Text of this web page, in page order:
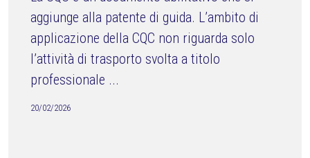
aggiunge alla patente di guida. L’ambito di
applicazione della CQC non riguarda solo
l’attività di trasporto svolta a titolo
professionale ...
20/02/2026